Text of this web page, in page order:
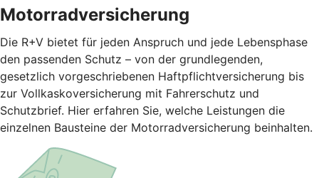
Motorradversicherung
Die R+V bietet für jeden Anspruch und jede Lebensphase
den passenden Schutz – von der grundlegenden,
gesetzlich vorgeschriebenen Haftpflichtversicherung bis
zur Vollkaskoversicherung mit Fahrerschutz und
Schutzbrief. Hier erfahren Sie, welche Leistungen die
einzelnen Bausteine der Motorradversicherung beinhalten.